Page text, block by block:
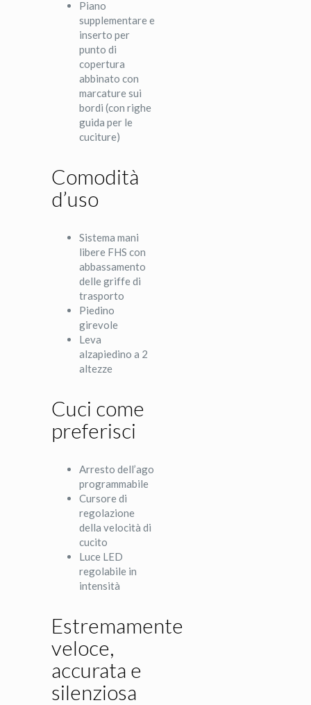
Piano
supplementare e
inserto per
punto di
copertura
abbinato con
marcature sui
bordi (con righe
guida per le
cuciture)
Comodità
d’uso
Sistema mani
libere FHS con
abbassamento
delle griffe di
trasporto
Piedino
girevole
Leva
alzapiedino a 2
altezze
Cuci come
preferisci
Arresto dell’ago
programmabile
Cursore di
regolazione
della velocità di
cucito
Luce LED
regolabile in
intensità
Estremamente
veloce,
accurata e
silenziosa